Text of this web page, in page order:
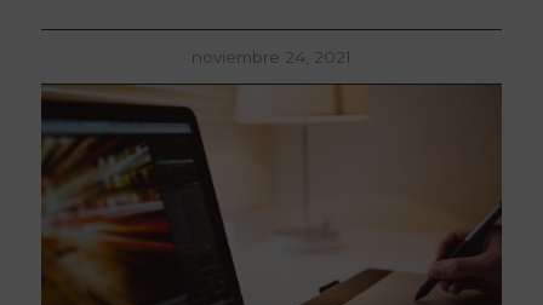
noviembre 24, 2021